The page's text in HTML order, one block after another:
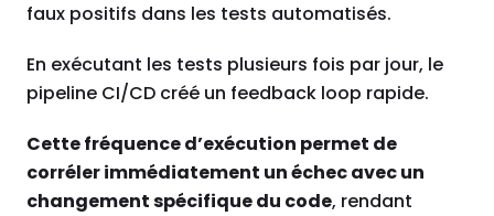
faux positifs dans les tests automatisés.
En exécutant les tests plusieurs fois par jour, le
pipeline CI/CD créé un feedback loop rapide.
Cette fréquence d’exécution permet de
corréler immédiatement un échec avec un
changement spécifique du code, rendant